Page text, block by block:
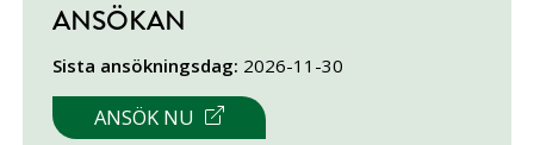
ANSÖKAN
Sista ansökningsdag: 2026-11-30
ANSÖK NU LÄNK TILL ANNAN WEBBPLATS